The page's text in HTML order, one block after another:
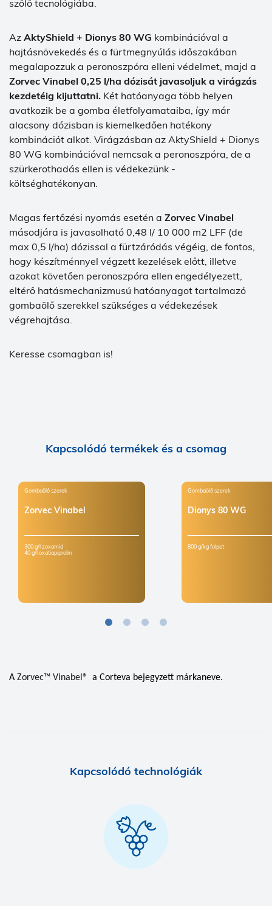
szőlő tecnológiába.
Az AktyShield + Dionys 80 WG kombinációval a
hajtásnövekedés és a fürtmegnyúlás időszakában
megalapozzuk a peronoszpóra elleni védelmet, majd a
Zorvec Vinabel 0,25 l/ha dózisát javasoljuk a virágzás
kezdetéig kijuttatni. Két hatóanyaga több helyen
avatkozik be a gomba életfolyamataiba, így már
alacsony dózisban is kiemelkedően hatékony
kombinációt alkot. Virágzásban az AktyShield + Dionys
80 WG kombinációval nemcsak a peronoszpóra, de a
szürkerothadás ellen is védekezünk -
költséghatékonyan.
Magas fertőzési nyomás esetén a Zorvec Vinabel
másodjára is javasolható 0,48 l/ 10 000 m2 LFF (de
max 0,5 l/ha) dózissal a fürtzáródás végéig, de fontos,
hogy készítménnyel végzett kezelések előtt, illetve
azokat követően peronoszpóra ellen engedélyezett,
eltérő hatásmechanizmusú hatóanyagot tartalmazó
gombaölő szerekkel szükséges a védekezések
végrehajtása.
Keresse csomagban is!
Kapcsolódó termékek és a csomag
Gombaölő szerek
Zorvec Vinabel
300 g/l zoxamid
40 g/l oxatiapiprolin
Gombaölő szerek
Dionys 80 WG
800 g/kg folpet
A Zorvec™ Vinabel® a Corteva bejegyzett márkaneve.
Kapcsolódó technológiák